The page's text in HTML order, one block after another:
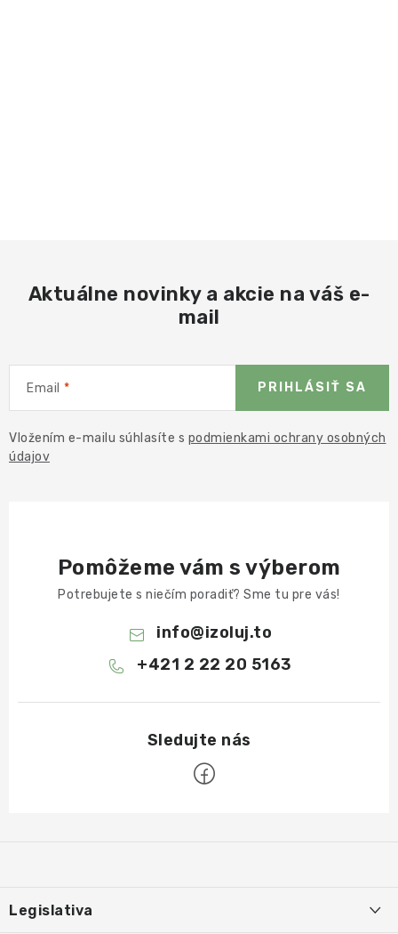
Aktuálne novinky a akcie na váš e-
mail
Email
Vložením e-mailu súhlasíte s podmienkami ochrany osobných
údajov
PRIHLÁSIŤ SA
Pomôžeme vám s výberom
Potrebujete s niečím poradiť? Sme tu pre vás!
info@izoluj.to
+421 2 22 20 5163
äLegislativa